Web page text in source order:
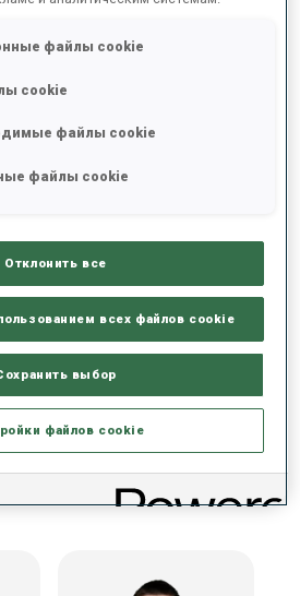
СРЕДИ ЮНИОРОВ (EST)
файлы cookie
cookie
файлы cookie
файлы cookie
Отклонить все
всех файлов cookie
выбор
файлов cookie